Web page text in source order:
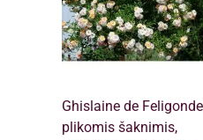
Ghislaine de Feligonde
plikomis šaknimis,